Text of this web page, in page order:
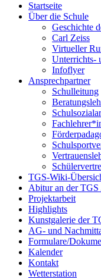
Startseite
Über die Schule
Geschichte
Carl Zeiss
Virtueller
Unterrichts-
Infoflyer
Ansprechpartner
Schulleitung
TGS-Wiki-
Abitur an der TGS
Projektarbeit
Highlights
Kunstgalerie der
AG- und
Formulare/
Kalender
Kontakt
Wetterstation